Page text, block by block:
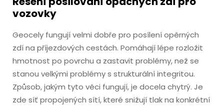
vozovky
Geocely fungují velmi dobře pro posílení opěrných
zdí na příjezdových cestách. Pomáhají lépe rozložit
hmotnost po povrchu a zastavit problémy, než se
stanou velkými problémy s strukturální integritou.
Způsob, jakým tyto věci fungují, je docela chytrý. Je
zde síť propojených sítí, které snižují tlak na konkrétní